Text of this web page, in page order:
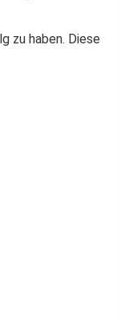
zu haben. Diese